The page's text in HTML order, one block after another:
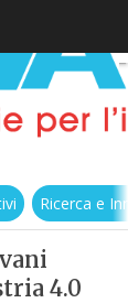
Ricerca e
4.0